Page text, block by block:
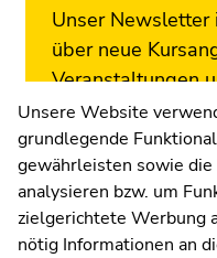
Unser Newsletter
über neue
Veranstaltungen
Melden Sie sich
Zur
Unsere Website
grundlegende
gewährleisten sowie
analysieren bzw. um
zielgerichtete Werbung
nötig Informationen an